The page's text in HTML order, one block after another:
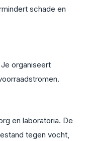
schade en
organiseert
en laboratoria. De
tegen vocht,